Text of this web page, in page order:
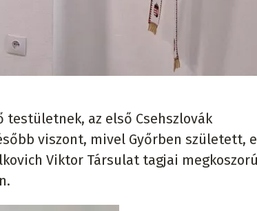
az első Csehszlovák
viszont, mivel Győrben született,
Viktor Társulat tagjai